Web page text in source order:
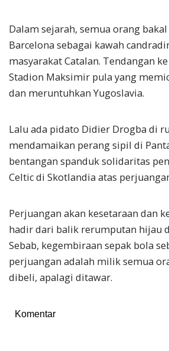
Dalam sejarah, semua orang
Barcelona sebagai kawah
masyarakat Catalan. Tendangan
Stadion Maksimir pula yang
dan meruntuhkan Yugoslavia.
Lalu ada pidato Didier Drogba di
mendamaikan perang sipil di
bentangan spanduk solidaritas
Celtic di Skotlandia atas
Perjuangan akan kesetaraan dan
hadir dari balik rerumputan hijau
Sebab, kegembiraan sepak bola
perjuangan adalah milik semua
dibeli, apalagi ditawar.
Komentar